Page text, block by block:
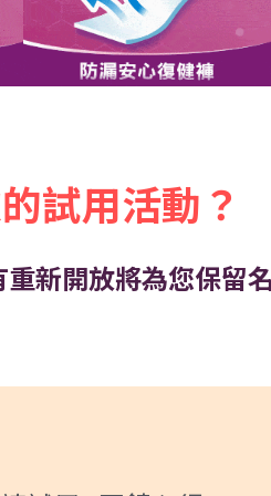
試用活動？
新開放將為您保留